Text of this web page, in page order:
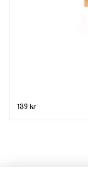
139 kr